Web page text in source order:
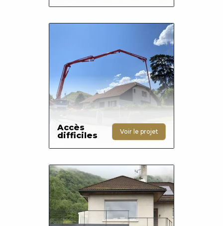
Accès
difficiles
Voir le projet
Photo